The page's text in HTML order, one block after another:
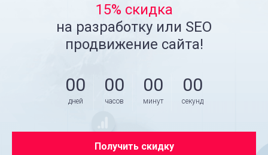
15% скидка
на разработку или SEO
продвижение сайта!
00
дней
00
часов
00
минут
00
секунд
Получить скидку